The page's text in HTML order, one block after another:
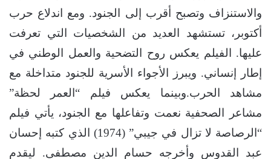
والاستنزاف وتصبح أقرب إلى الجنود. ومع اندلاع حرب
أكتوبر، تستشهد العديد من الشخصيات التي تعرفت
عليها. الفيلم يعكس روح التضحية والعمل الوطني في
إطار إنساني. ويبرز الأجواء الأسرية للجنود متداخلة مع
مشاهد الحرب.وبينما يعكس فيلم “العمر لحظة”
مشاعر الصحفية نعمت وتفاعلها مع الجنود، يأتي فيلم
“الرصاصة لا تزال في جيبي” (1974) الذي كتبه إحسان
عبد القدوس وأخرجه حسام الدين مصطفى. ليقدم